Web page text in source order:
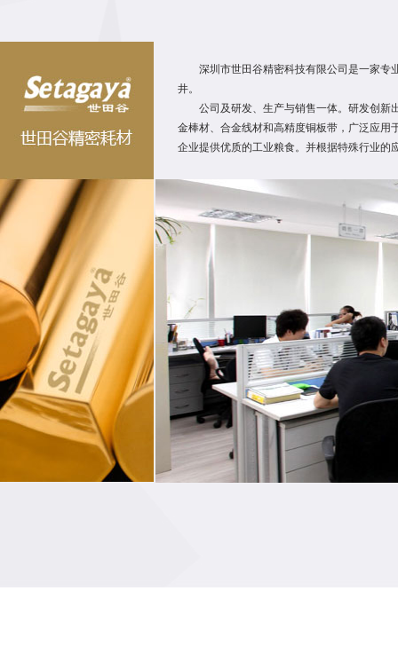
深圳市世田谷精密科技有限公司是一家专业
井。
公司及研发、生产与销售一体。研发创新出
金棒材、合金线材和高精度铜板带，广泛应用
企业提供优质的工业粮食。并根据特殊行业的